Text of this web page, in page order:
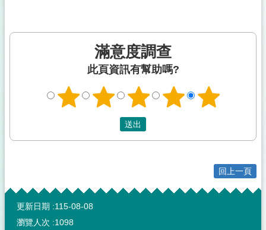
滿意度調查
此頁資訊有幫助嗎?
回上一頁
:::
更新日期
115-08-08
瀏覽人次
1098